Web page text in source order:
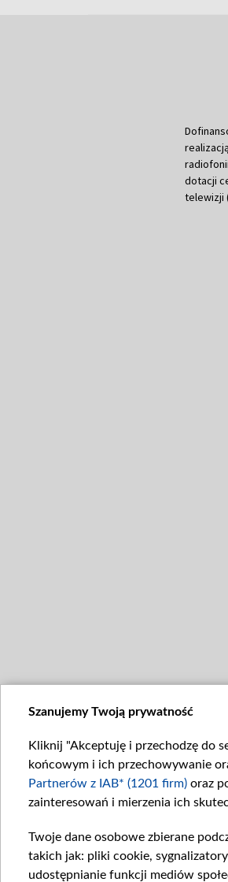
dotacji
telewizji
Szanujemy Twoją prywatność
Kliknij "Akceptuję i przechodzę do
końcowym i ich przechowywanie
Partnerów z IAB* (1201 firm) oraz
zainteresowań i mierzenia ich
Twoje dane osobowe zbierane
takich jak: pliki cookie,
udostępnianie funkcji mediów